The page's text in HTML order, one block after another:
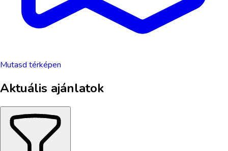
Mutasd térképen
Aktuális ajánlatok